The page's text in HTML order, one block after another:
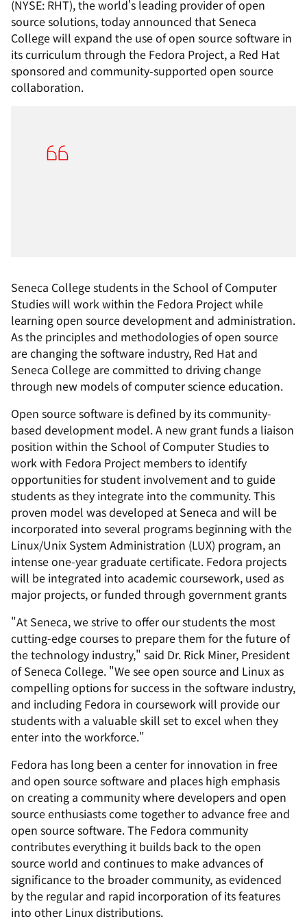
(NYSE: RHT), the world's leading provider of open
source solutions, today announced that Seneca
College will expand the use of open source software in
its curriculum through the Fedora Project, a Red Hat
sponsored and community-supported open source
collaboration.
Seneca College students in the School of Computer
Studies will work within the Fedora Project while
learning open source development and administration.
As the principles and methodologies of open source
are changing the software industry, Red Hat and
Seneca College are committed to driving change
through new models of computer science education.
Open source software is defined by its community-
based development model. A new grant funds a liaison
position within the School of Computer Studies to
work with Fedora Project members to identify
opportunities for student involvement and to guide
students as they integrate into the community. This
proven model was developed at Seneca and will be
incorporated into several programs beginning with the
Linux/Unix System Administration (LUX) program, an
intense one-year graduate certificate. Fedora projects
will be integrated into academic coursework, used as
major projects, or funded through government grants
"At Seneca, we strive to offer our students the most
cutting-edge courses to prepare them for the future of
the technology industry," said Dr. Rick Miner, President
of Seneca College. "We see open source and Linux as
compelling options for success in the software industry,
and including Fedora in coursework will provide our
students with a valuable skill set to excel when they
enter into the workforce."
Fedora has long been a center for innovation in free
and open source software and places high emphasis
on creating a community where developers and open
source enthusiasts come together to advance free and
open source software. The Fedora community
contributes everything it builds back to the open
source world and continues to make advances of
significance to the broader community, as evidenced
by the regular and rapid incorporation of its features
into other Linux distributions.